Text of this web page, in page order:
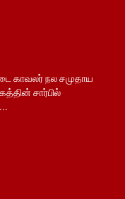
காவலர் நல சமுதாய
சார்பில்